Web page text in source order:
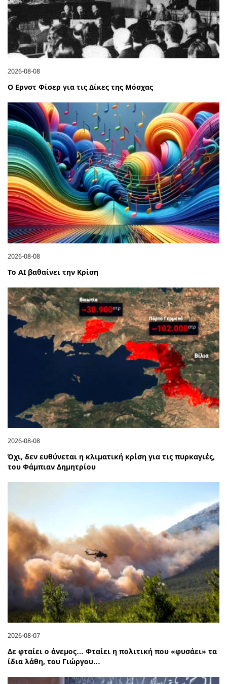
2026-08-08
Ο Ερνστ Φίσερ για τις Δίκες της Μόσχας
2026-08-08
Το ΑΙ βαθαίνει την Κρίση
2026-08-08
Όχι, δεν ευθύνεται η κλιματική κρίση για τις πυρκαγιές,
του Φάμπιαν Δημητρίου
2026-08-07
Δε φταίει ο άνεμος… Φταίει η πολιτική που «φυσάει» τα
ίδια λάθη, του Γιώργου…